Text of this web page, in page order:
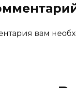
вам